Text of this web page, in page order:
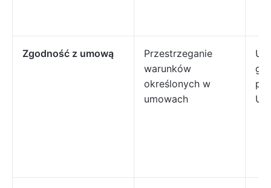
Zgodność z umową
Przestrzeganie
warunków
określonych w
umowach